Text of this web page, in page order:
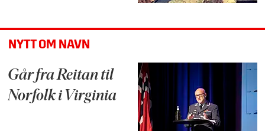
NYTT OM NAVN
Går fra Reitan til
Norfolk i Virginia